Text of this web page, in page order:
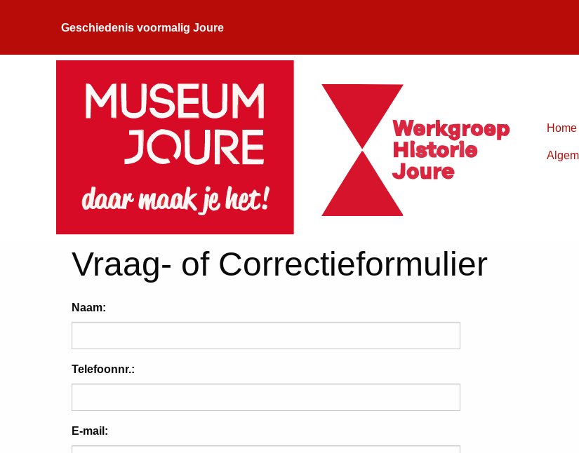
Geschiedenis voormalig Joure
Home
Vraag- of Correctieformulier
Naam:
Telefoonnr.:
E-mail: